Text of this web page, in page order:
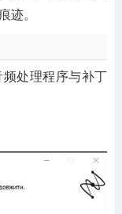
。
处理程序与补丁